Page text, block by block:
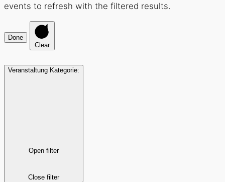
events to refresh with the filtered results.
Done
Clear
Veranstaltung Kategorie:
Open filter
Close filter